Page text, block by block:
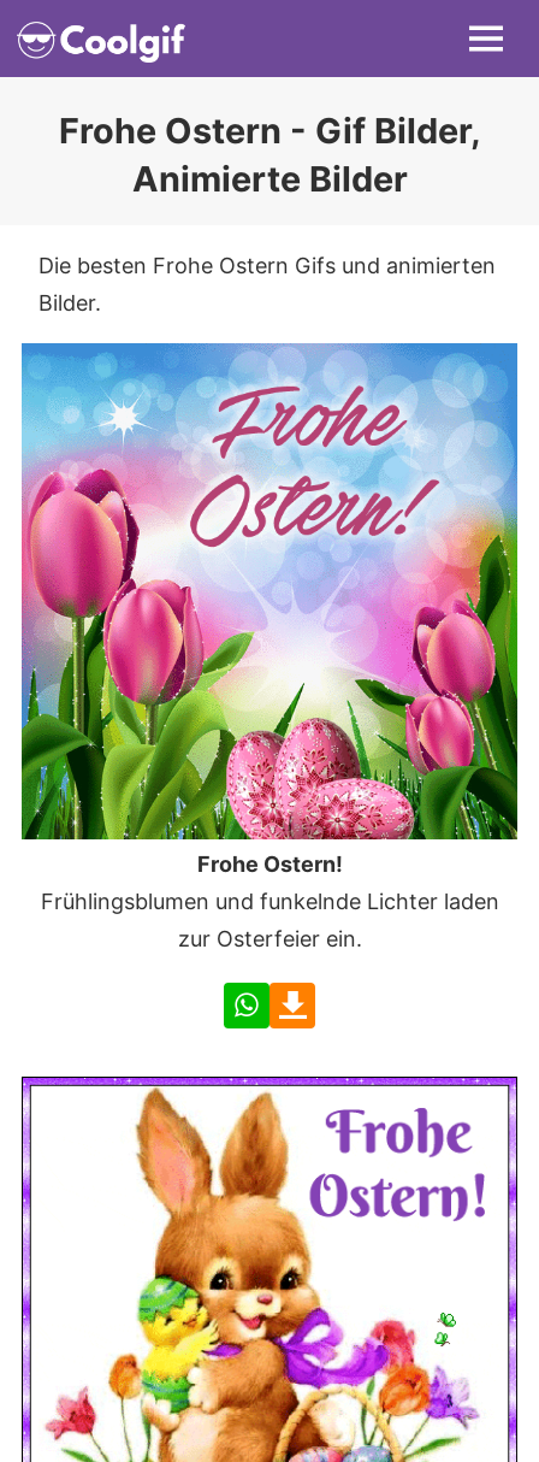
Skip
to
MENU
Frohe Ostern - Gif Bilder,
Animierte Bilder
Die besten Frohe Ostern Gifs und animierten
Bilder.
Frohe Ostern!
Frühlingsblumen und funkelnde Lichter laden
zur Osterfeier ein.